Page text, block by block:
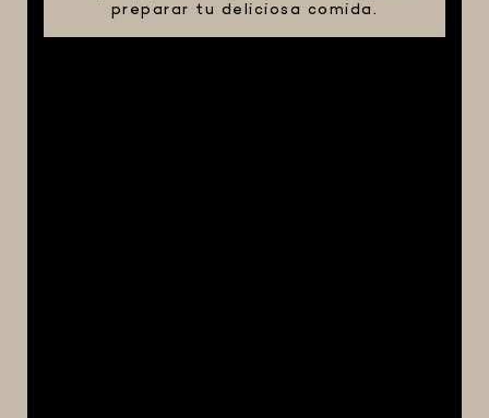
preparar tu deliciosa comida.